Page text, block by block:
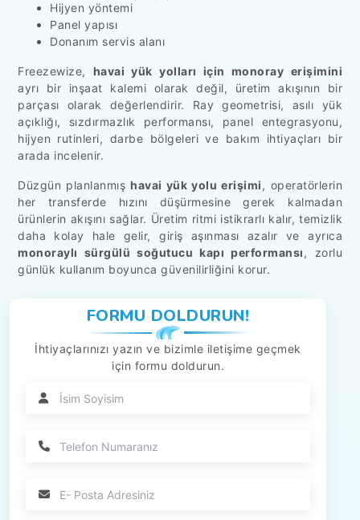
Hijyen yöntemi
Panel yapısı
Donanım servis alanı
Freezewize, havai yük yolları için monoray erişimini
ayrı bir inşaat kalemi olarak değil, üretim akışının bir
parçası olarak değerlendirir. Ray geometrisi, asılı yük
açıklığı, sızdırmazlık performansı, panel entegrasyonu,
hijyen rutinleri, darbe bölgeleri ve bakım ihtiyaçları bir
arada incelenir.
Düzgün planlanmışhavai yük yolu erişimi, operatörlerin
her transferde hızını düşürmesine gerek kalmadan
ürünlerin akışını sağlar. Üretim ritmi istikrarlı kalır, temizlik
daha kolay hale gelir, giriş aşınması azalır ve ayrıca
monoraylı sürgülü soğutucu kapı performansı, zorlu
günlük kullanım boyunca güvenilirliğini korur.
FORMU DOLDURUN!
İhtiyaçlarınızı yazın ve bizimle iletişime geçmek
için formu doldurun.